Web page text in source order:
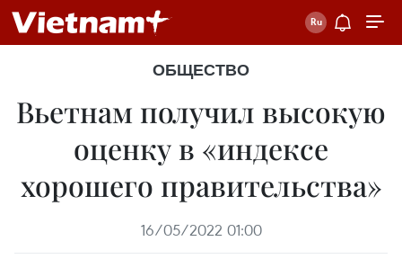
ОБЩЕСТВО
Вьетнам получил высокую
оценку в «индексе
хорошего правительства»
16/05/2022 01:00